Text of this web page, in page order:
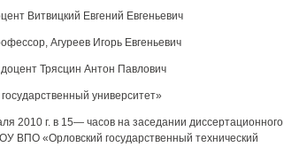
Витвицкий Евгений Евгеньевич
Агуреев Игорь Евгеньевич
доцент Трясцин Антон Павлович
университет»
2010 г. в 15— часов на заседании диссертационного
ВПО «Орловский государственный технический